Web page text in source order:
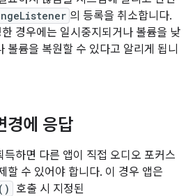
의 등록을 취소합니다.
경우에는 일시중지되거나 볼륨을 낮
볼륨을 복원할 수 있다고 알리게 됩니
경에 응답
득하면 다른 앱이 직접 오디오 포커스
할 수 있어야 합니다. 이 경우 앱은
호출 시 지정된